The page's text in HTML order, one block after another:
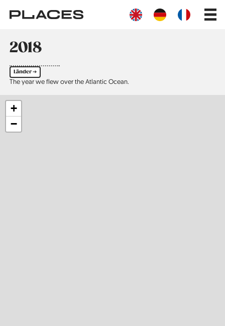
zum
Inhalt
Main
2018
Länder ➔
The year we flew over the Atlantic Ocean.
+
−